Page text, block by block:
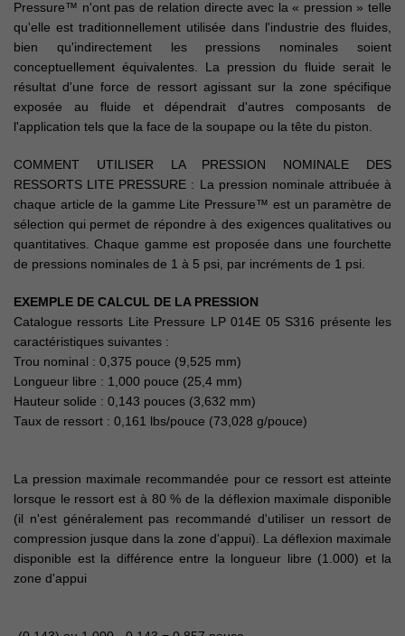
Pressure™ n'ont pas de relation directe avec la « pression » telle
qu'elle est traditionnellement utilisée dans l'industrie des fluides,
bien qu'indirectement les pressions nominales soient
conceptuellement équivalentes. La pression du fluide serait le
résultat d'une force de ressort agissant sur la zone spécifique
exposée au fluide et dépendrait d'autres composants de
l'application tels que la face de la soupape ou la tête du piston.
COMMENT UTILISER LA PRESSION NOMINALE DES
RESSORTS LITE PRESSURE : La pression nominale attribuée à
chaque article de la gamme Lite Pressure™ est un paramètre de
sélection qui permet de répondre à des exigences qualitatives ou
quantitatives. Chaque gamme est proposée dans une fourchette
de pressions nominales de 1 à 5 psi, par incréments de 1 psi.
EXEMPLE DE CALCUL DE LA PRESSION
Catalogue ressorts Lite Pressure LP 014E 05 S316 présente les
caractéristiques suivantes :
Trou nominal : 0,375 pouce (9,525 mm)
Longueur libre : 1,000 pouce (25,4 mm)
Hauteur solide : 0,143 pouces (3,632 mm)
Taux de ressort : 0,161 lbs/pouce (73,028 g/pouce)
La pression maximale recommandée pour ce ressort est atteinte
lorsque le ressort est à 80 % de la déflexion maximale disponible
(il n'est généralement pas recommandé d'utiliser un ressort de
compression jusque dans la zone d'appui). La déflexion maximale
disponible est la différence entre la longueur libre (1.000) et la
zone d'appui